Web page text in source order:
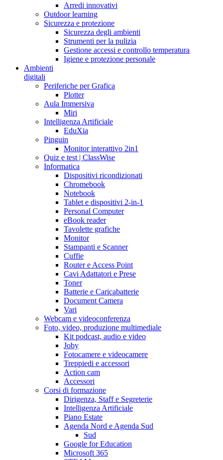
Arredi innovativi
Outdoor learning
Sicurezza e protezione
Sicurezza degli ambienti
Strumenti per la pulizia
Gestione accessi e controllo temperatura
Igiene e protezione personale
Ambienti
digitali
Periferiche per Grafica
Plotter
Aula Immersiva
Miri
Intelligenza Artificiale
EduXia
Pinguin
Monitor interattivo 2in1
Quiz e test | ClassWise
Informatica
Dispositivi ricondizionati
Chromebook
Notebook
Tablet e dispositivi 2-in-1
Personal Computer
eBook reader
Tavolette grafiche
Monitor
Stampanti e Scanner
Cuffie
Router e Access Point
Cavi Adattatori e Prese
Toner
Batterie e Caricabatterie
Document Camera
Vari
Webcam e videoconferenza
Foto, video, produzione multimediale
Kit podcast, audio e video
Joby
Fotocamere e videocamere
Treppiedi e accessori
Action cam
Accessori
Corsi di formazione
Dirigenza, Staff e Segreterie
Intelligenza Artificiale
Piano Estate
Agenda Nord e Agenda Sud
Sud
Google for Education
Microsoft 365